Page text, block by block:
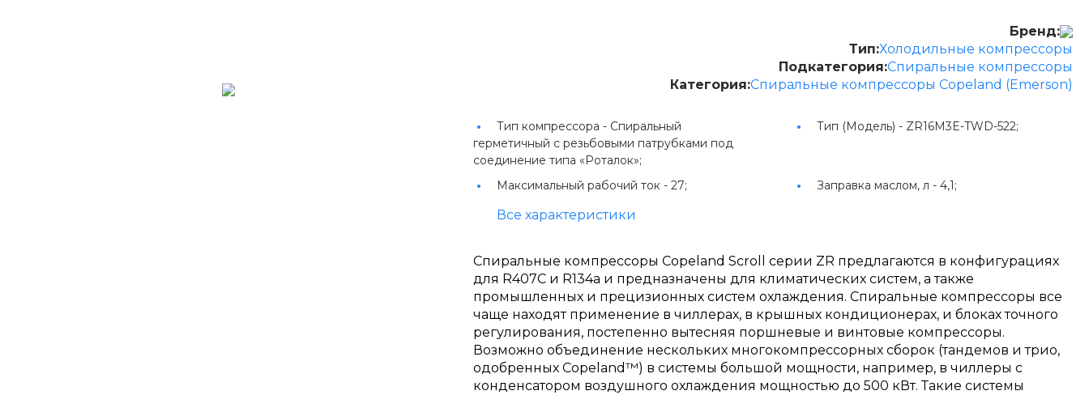
Бренд:
Тип:Холодильные компрессоры
Подкатегория:Спиральные компрессоры
Категория:Спиральные компрессоры Copeland (Emerson)
Тип компрессора - Спиральный
герметичный с резьбовыми патрубками под
соединение типа «Роталок»;
Тип (Модель) - ZR16M3E-TWD-522;
Максимальный рабочий ток -27; Заправка маслом, л -4,1;
Все характеристики
Спиральные компрессоры Copeland Scroll серии ZR предлагаются в конфигурациях
для R407C и R134a и предназначены для климатических систем, а также
промышленных и прецизионных систем охлаждения. Спиральные компрессоры все
чаще находят применение в чиллерах, в крышных кондиционерах, и блоках точного
регулирования, постепенно вытесняя поршневые и винтовые компрессоры.
Возможно объединение нескольких многокомпрессорных сборок (тандемов и трио,
одобренных Copeland™) в системы большой мощности, например, в чиллеры с
конденсатором воздушного охлаждения мощностью до 500 кВт. Такие системы